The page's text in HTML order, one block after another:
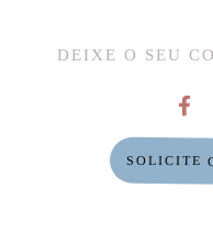
DEIXE O SEU
SOLICITE